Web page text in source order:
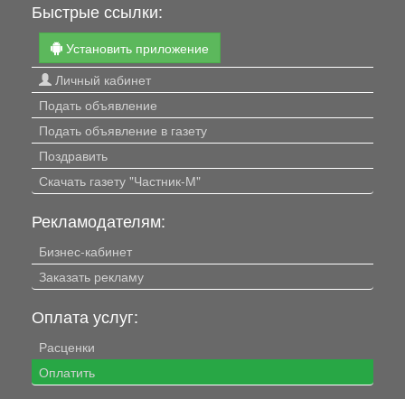
Быстрые ссылки:
Установить приложение
Личный кабинет
Подать объявление
Подать объявление в газету
Поздравить
Скачать газету "Частник-М"
Рекламодателям:
Бизнес-кабинет
Заказать рекламу
Оплата услуг:
Расценки
Оплатить